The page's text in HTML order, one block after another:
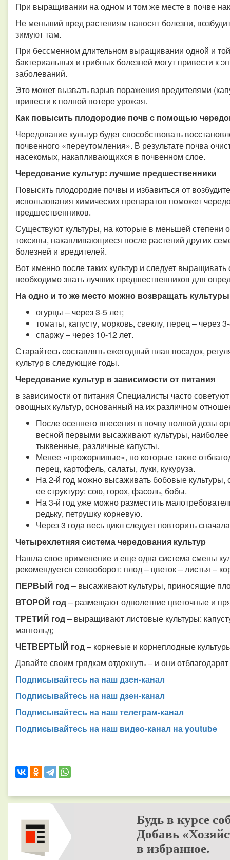
При выращивании на одном и том же месте в почве
Не меньший вред растениям наносят болезни,
зимуют там.
При бессменном длительном выращивании одной и
бактериальных и грибных болезней могут привести к
заболеваний.
Это может вызвать взрыв поражения вредителями
привести к полной потере урожая.
Как повысить плодородие почв с помощью
Чередование культур будет способствовать
почвенного «переутомления». В результате почва
насекомых, накапливающихся в почвенном слое.
Чередование культур: лучшие предшественники
Повысить плодородие почвы и избавиться от
использования химических препаратов поможет
предшественников.
Существуют культуры, на которые в меньшей степени
токсины, накапливающиеся после растений других
болезней и вредителей.
Вот именно после таких культур и следует
необходимо знать лучших предшественников для
На одно и то же место можно возвращать
огурцы – через 3-5 лет;
томаты, капусту, морковь, свеклу, перец – через
спаржу – через 10-12 лет.
Старайтесь составлять ежегодный план посадок,
культур в следующие годы.
Чередование культур в зависимости от питания
в зависимости от питания Специалисты часто
овощных культур, основанный на их различном
После осеннего внесения в почву полной дозы
весной первыми высаживают культуры,
тыквенные, различные капусты.
Менее «прожорливые», но которые также
перец, картофель, салаты, луки, кукуруза.
На 2-й год можно высаживать бобовые
ее структуру: сою, горох, фасоль, бобы.
На 3-й год уже можно разместить
редьку, петрушку корневую.
Через 3 года весь цикл следует повторить
Четырехлетняя система чередования культур
Нашла свое применение и еще одна система смены
рекомендуется севооборот: плод – цветок – листья –
ПЕРВЫЙ год– высаживают культуры, приносящие
ВТОРОЙ год– размещают однолетние цветочные и
ТРЕТИЙ год– выращивают листовые культуры:
мангольд;
ЧЕТВЕРТЫЙ год– корневые и корнеплодные
Давайте своим грядкам отдохнуть − и они
Подписывайтесь на наш дзен-канал
Подписывайтесь на наш дзен-канал
Подписывайтесь на наш телеграм-канал
Подписывайтесь на наш видео-канал на youtube
Будь в курсе
Добавь
в избранное.